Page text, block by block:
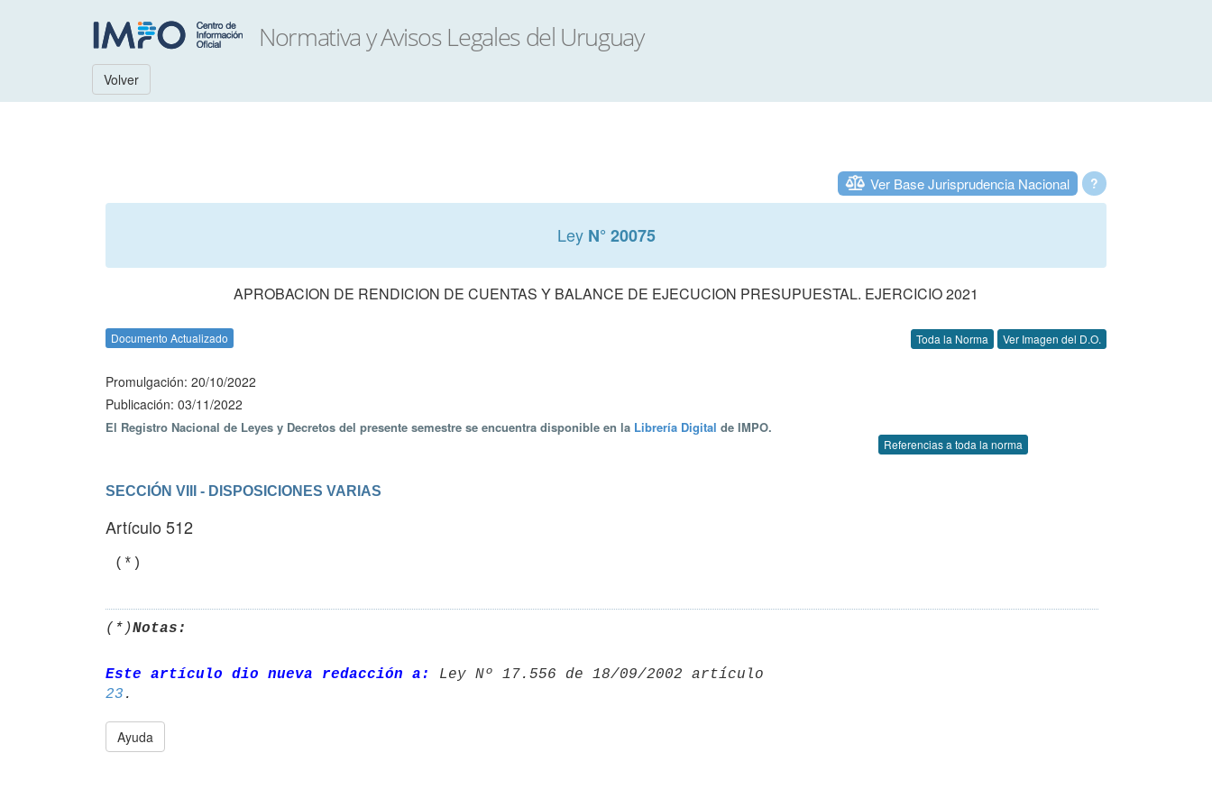
Volver
?
Ver Base Jurisprudencia Nacional
Ley N° 20075
APROBACION DE RENDICION DE CUENTAS Y BALANCE DE EJECUCION PRESUPUESTAL. EJERCICIO 2021
Documento Actualizado Toda la Norma Ver Imagen del D.O.
Promulgación: 20/10/2022
Publicación: 03/11/2022
El Registro Nacional de Leyes y Decretos del presente semestre se encuentra disponible en la Librería Digital de IMPO.
Referencias a toda la norma
SECCIÓN VIII - DISPOSICIONES VARIAS
Artículo 512
(*)
(*)Notas:
Este artículo dio nueva redacción a:
23
Ayuda